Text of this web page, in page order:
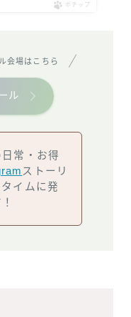
ポチップ
会場はこちら
ル
常・お得
ストーリ
イムに発